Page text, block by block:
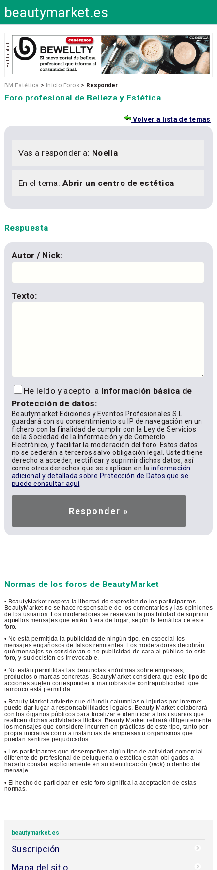
beautymarket.es
BM Estética > Inicio Foros > Responder
Foro profesional de Belleza y Estética
Volver a lista de temas
Vas a responder a: Noelia
En el tema: Abrir un centro de estética
Respuesta
Autor / Nick:
Texto:
He leído y acepto la Información básica de
Protección de datos:
Beautymarket Ediciones y Eventos Profesionales S.L.
guardará con su consentimiento su IP de navegación en un
fichero con la finalidad de cumplir con la Ley de Servicios
de la Sociedad de la Información y de Comercio
Electrónico, y facilitar la moderación del foro. Estos datos
no se cederán a terceros salvo obligación legal. Usted tiene
derecho a acceder, rectificar y suprimir dichos datos, así
como otros derechos que se explican en la información
adicional y detallada sobre Protección de Datos que se
puede consultar aquí.
Normas de los foros de BeautyMarket
• BeautyMarket respeta la libertad de expresión de los participantes.
BeautyMarket no se hace responsable de los comentarios y las opiniones
de los usuarios. Los moderadores se reservan la posibilidad de suprimir
aquellos mensajes que estén fuera de lugar, según la temática de este
foro.
• No está permitida la publicidad de ningún tipo, en especial los
mensajes engañosos de falsos remitentes. Los moderadores decidirán
qué mensajes se consideran o no publicidad de cara al público de este
foro, y su decisión es irrevocable.
• No están permitidas las denuncias anónimas sobre empresas,
productos o marcas concretas. BeautyMarket considera que este tipo de
acciones suelen corresponder a maniobras de contrapublicidad, que
tampoco está permitida.
• Beauty Market advierte que difundir calumnias o injurias por internet
puede dar lugar a responsabilidades legales. Beauty Market colaborará
con los órganos públicos para localizar e identificar a los usuarios que
realicen dichas actividades ilícitas. Beauty Market retirará diligentemente
los mensajes que considere incurren en prácticas de este tipo, tanto por
propia iniciativa como a instancias de empresas u organismos que
puedan sentirse perjudicados.
• Los participantes que desempeñen algún tipo de actividad comercial
diferente de profesional de peluquería o estética están obligados a
hacerlo constar explícitamente en su identificación (nick) o dentro del
mensaje.
• El hecho de participar en este foro significa la aceptación de estas
normas.
beautymarket.es
Suscripción
Mapa del sitio